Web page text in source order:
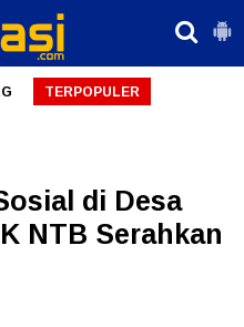
TERPOPULER
di Desa
NTB Serahkan